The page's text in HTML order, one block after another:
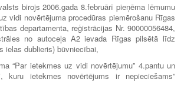
birojs 2006.gada 8.februārī pieņēma lēmumu
vidi novērtējuma procedūras piemērošanu Rīgas
departamenta, reģistrācijas Nr. 90000056484,
no autoceļa A2 ievada Rīgas pilsētā līdz
ielas dublieris) būvniecībai,
“Par ietekmes uz vidi novērtējumu” 4.pantu un
kuru ietekmes novērtējums ir nepieciešams”